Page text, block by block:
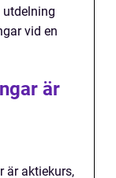
utdelning
vid en
är
är aktiekurs,